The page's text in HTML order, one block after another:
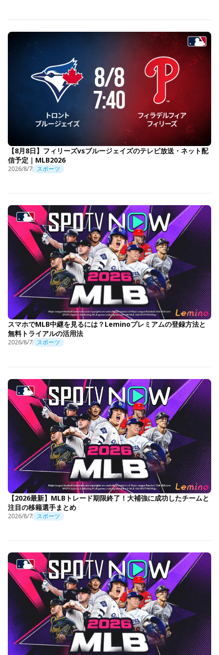
【8月8日】フィリーズvsブルージェイズのテレビ放送・ネット配
信予定｜MLB2026
2026/8/7 スポーツ
スマホでMLB中継を見るには？Leminoプレミアムの登録方法と
無料トライアルの活用法
2026/8/7 スポーツ
【2026最新】MLBトレード期限終了！大補強に成功したチームと
注目の移籍選手まとめ
2026/8/7 スポーツ